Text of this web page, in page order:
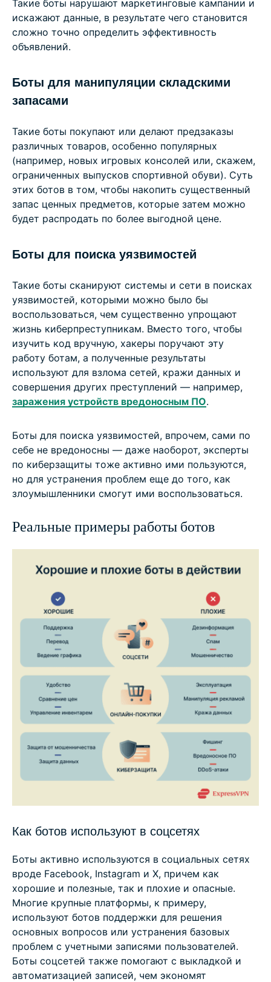
Такие боты нарушают маркетинговые кампании и
искажают данные, в результате чего становится
сложно точно определить эффективность
объявлений.
Боты для манипуляции складскими
запасами
Такие боты покупают или делают предзаказы
различных товаров, особенно популярных
(например, новых игровых консолей или, скажем,
ограниченных выпусков спортивной обуви). Суть
этих ботов в том, чтобы накопить существенный
запас ценных предметов, которые затем можно
будет распродать по более выгодной цене.
Боты для поиска уязвимостей
Такие боты сканируют системы и сети в поисках
уязвимостей, которыми можно было бы
воспользоваться, чем существенно упрощают
жизнь киберпреступникам. Вместо того, чтобы
изучить код вручную, хакеры поручают эту
работу ботам, а полученные результаты
используют для взлома сетей, кражи данных и
совершения других преступлений — например,
заражения устройств вредоносным ПО.
Боты для поиска уязвимостей, впрочем, сами по
себе не вредоносны — даже наоборот, эксперты
по киберзащиты тоже активно ими пользуются,
но для устранения проблем еще до того, как
злоумышленники смогут ими воспользоваться.
Реальные примеры работы ботов
Как ботов используют в соцсетях
Боты активно используются в социальных сетях
вроде Facebook, Instagram и X, причем как
хорошие и полезные, так и плохие и опасные.
Многие крупные платформы, к примеру,
используют ботов поддержки для решения
основных вопросов или устранения базовых
проблем с учетными записями пользователей.
Боты соцсетей также помогают с выкладкой и
автоматизацией записей, чем экономят